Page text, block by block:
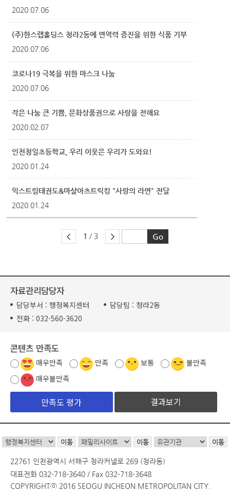
2020.07.06
(주)한스랩홀딩스 청라2동에 면역력 증진을 위한 식품 기부
2020.07.06
코로나19 극복을 위한 마스크 나눔
2020.07.06
작은 나눔 큰 기쁨, 문화상품권으로 사랑을 전해요
2020.02.07
인천청일초등학교, 우리 이웃은 우리가 도와요!
2020.01.24
익스트림태권도&마샬아츠트릭킹 "사랑의 라면" 전달
2020.01.24
1 / 3
자료관리담당자
담당부서 : 행정복지센터 담당팀 : 청라2동
전화 : 032-560-3620
콘텐츠 만족도
매우만족 만족 보통
불만족
매우불만족
결과보기
22761 인천광역시 서해구 청라커낼로 269 (청라동)
대표전화 032-718-3640 / Fax 032-718-3648
COPYRIGHTⓒ 2016 SEOGU INCHEON METROPOLITAN CITY.